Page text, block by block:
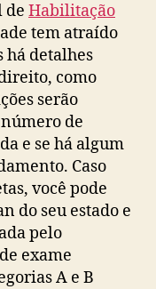
de Habilitação
tem atraído
há detalhes
como
serão
de
e se há algum
Caso
você pode
do seu estado e
pelo
exame
A e B